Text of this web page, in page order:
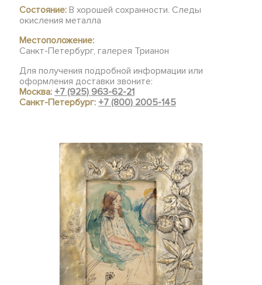
Состояние: В хорошей сохранности. Следы
окисления металла
Местоположение:
Санкт-Петербург, галерея Трианон
Для получения подробной информации или
оформления доставки звоните:
Москва:+7 (925) 963-62-21
Санкт-Петербург:+7 (800) 2005-145